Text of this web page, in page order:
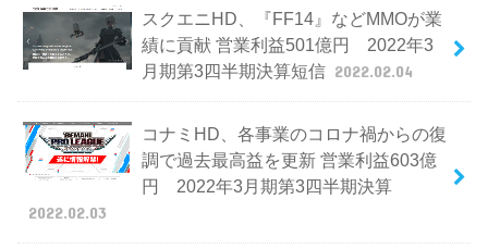
スクエニHD、『FF14』などMMOが業
績に貢献 営業利益501億円 2022年3
月期第3四半期決算短信 2022.02.04
コナミHD、各事業のコロナ禍からの復
調で過去最高益を更新 営業利益603億
円 2022年3月期第3四半期決算
2022.02.03